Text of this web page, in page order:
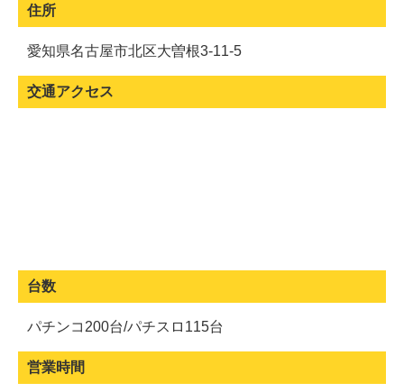
住所
愛知県名古屋市北区大曽根3-11-5
交通アクセス
台数
パチンコ200台/パチスロ115台
営業時間